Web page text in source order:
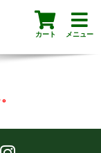
カート メニュー